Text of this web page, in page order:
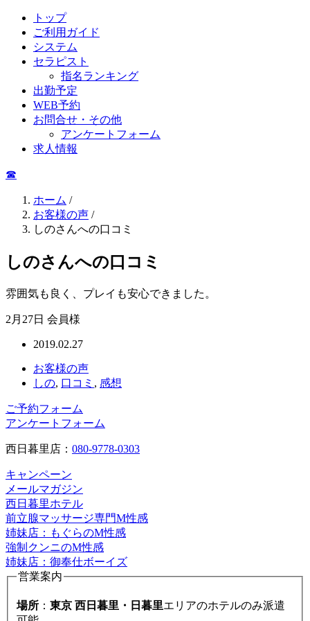
トップ
ご利用ガイド
システム
セラピスト
指名ランキング
出勤予定
WEB予約
お問合せ・その他
アンケートフォーム
求人情報
☎︎
ホーム /
お客様の声 /
しのさんへの口コミ
しのさんへの口コミ
雰囲気も良く、プレイも安心できました。
2月27日 会員様
2019.02.27
お客様の声
しの, 口コミ , 感想
ご予約フォーム
アンケートフォーム
西日暮里店： 080-9778-0303
キャンペーン
メールマガジン
西日暮里ホテル
前立腺マッサージ専門M性感
姉妹店：もぐらのM性感
強制クンニのM性感
姉妹店：御奉仕ボーイズ
営業案内
場所 ： 東京 西日暮里・日暮里エリアのホテルのみ派遣